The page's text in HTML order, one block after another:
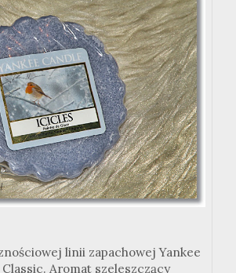
linii zapachowej Yankee
Aromat szeleszczący